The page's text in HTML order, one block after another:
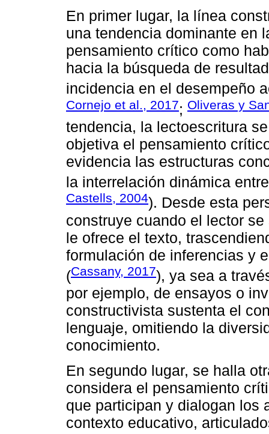
En primer lugar, la línea
una tendencia dominante en
pensamiento crítico como
hacia la búsqueda de
incidencia en el desempeño
Cornejo et al., 2017; Oliveras y
tendencia, la lectoescritura
objetiva el pensamiento
evidencia las estructuras
la interrelación dinámica
Castells, 2004). Desde esta
construye cuando el lector
le ofrece el texto,
formulación de inferencias y
(Cassany, 2017), ya sea a
por ejemplo, de ensayos o
constructivista sustenta el
lenguaje, omitiendo la
conocimiento.
En segundo lugar, se halla
considera el pensamiento
que participan y dialogan los
contexto educativo,